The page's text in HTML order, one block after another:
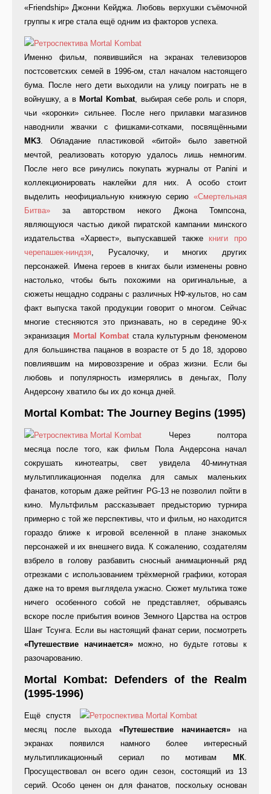
«Friendship» Джонни Кейджа. Любовь верхушки съёмочной
группы к игре стала ещё одним из факторов успеха.
Именно фильм, появившийся на экранах телевизоров
постсоветских семей в 1996-ом, стал началом настоящего
бума. После него дети выходили на улицу поиграть не в
войнушку, а в Mortal Kombat, выбирая себе роль и споря,
чьи «коронки» сильнее. После него прилавки магазинов
наводнили жвачки с фишками-сотками, посвящёнными
MK3. Обладание пластиковой «битой» было заветной
мечтой, реализовать которую удалось лишь немногим.
После него все ринулись покупать журналы от Panini и
коллекционировать наклейки для них. А особо стоит
выделить неофициальную книжную серию «Смертельная
Битва» за авторством некого Джона Томпсона,
являющуюся частью дикой пиратской кампании минского
издательства «Харвест», выпускавшей также книги про
черепашек-ниндзя, Русалочку, и многих других
персонажей. Имена героев в книгах были изменены ровно
настолько, чтобы быть похожими на оригинальные, а
сюжеты нещадно содраны с различных НФ-культов, но сам
факт выпуска такой продукции говорит о многом. Сейчас
многие стесняются это признавать, но в середине 90-х
экранизация Mortal Kombat стала культурным феноменом
для большинства пацанов в возрасте от 5 до 18, здорово
повлиявшим на мировоззрение и образ жизни. Если бы
любовь и популярность измерялись в деньгах, Полу
Андерсону хватило бы их до конца дней.
Mortal Kombat: The Journey Begins (1995)
Через полтора
месяца после того, как фильм Пола Андерсона начал
сокрушать кинотеатры, свет увидела 40-минутная
мультипликационная поделка для самых маленьких
фанатов, которым даже рейтинг PG-13 не позволил пойти в
кино. Мультфильм рассказывает предысторию турнира
примерно с той же перспективы, что и фильм, но находится
гораздо ближе к игровой вселенной в плане знакомых
персонажей и их внешнего вида. К сожалению, создателям
взбрело в голову разбавить сносный анимационный ряд
отрезками с использованием трёхмерной графики, которая
даже на то время выглядела ужасно. Сюжет мультика тоже
ничего особенного собой не представляет, обрываясь
вскоре после прибытия воинов Земного Царства на остров
Шанг Тсунга. Если вы настоящий фанат серии, посмотреть
«Путешествие начинается»можно, но будьте готовы к
разочарованию.
Mortal Kombat: Defenders of the Realm
(1995-1996)
Ещё спустя
месяц после выхода «Путешествие начинается» на
экранах появился намного более интересный
мультипликационный сериал по мотивам
МК.
Просуществовал он всего один сезон, состоящий из 13
серий. Особо ценен он для фанатов, поскольку основан